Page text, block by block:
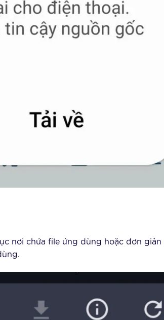
nơi chứa file ứng dùng hoặc đơn giản